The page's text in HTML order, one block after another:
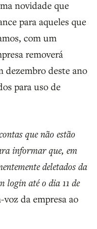
novidade que
para aqueles que
com um
removerá
dezembro deste ano
para uso de
que não estão
informar que, em
deletados da
login até o dia 11 de
da empresa ao